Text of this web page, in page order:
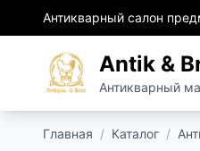
Антикварный салон
Antik &
Антикварный
Главная / Каталог /